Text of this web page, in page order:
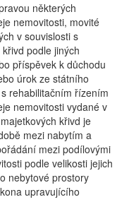
některých
nemovitosti, movité
v souvislosti s
podle jiných
příspěvek k důchodu
úrok ze státního
rehabilitačním řízením
nemovitosti vydané v
křivd je
mezi nabytím a
mezi podílovými
podle velikosti jejich
nebytové prostory
upravujícího